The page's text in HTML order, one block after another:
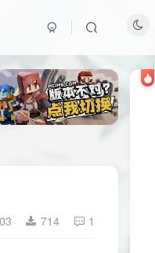
714 1